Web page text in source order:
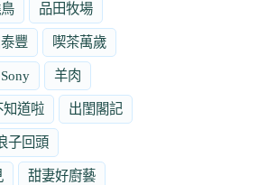
品田牧場
豐 喫茶萬歲
Sony 羊肉
知道啦 出閨閣記
子回頭
甜妻好廚藝